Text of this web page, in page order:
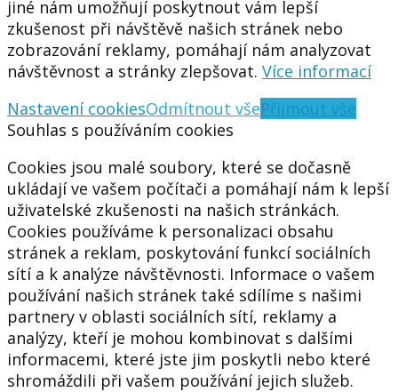
jiné nám umožňují poskytnout vám lepší
zkušenost při návštěvě našich stránek nebo
zobrazování reklamy, pomáhají nám analyzovat
návštěvnost a stránky zlepšovat. Více informací
Nastavení cookiesOdmítnout všePřijmout vše
Souhlas s používáním cookies
Cookies jsou malé soubory, které se dočasně
ukládají ve vašem počítači a pomáhají nám k lepší
uživatelské zkušenosti na našich stránkách.
Cookies používáme k personalizaci obsahu
stránek a reklam, poskytování funkcí sociálních
sítí a k analýze návštěvnosti. Informace o vašem
používání našich stránek také sdílíme s našimi
partnery v oblasti sociálních sítí, reklamy a
analýzy, kteří je mohou kombinovat s dalšími
informacemi, které jste jim poskytli nebo které
shromáždili při vašem používání jejich služeb.